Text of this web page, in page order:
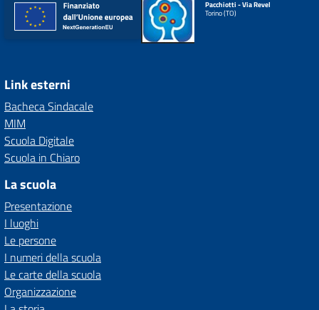
Pacchiotti - Via Revel
Torino (TO)
Link esterni
Bacheca Sindacale
MIM
Scuola Digitale
Scuola in Chiaro
La scuola
Presentazione
I luoghi
Le persone
I numeri della scuola
Le carte della scuola
Organizzazione